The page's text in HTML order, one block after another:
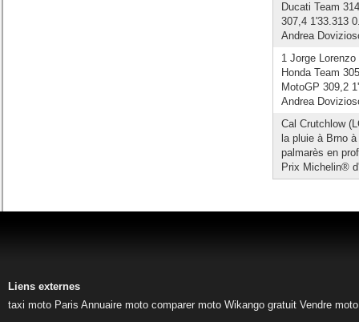
Ducati Team
307,4 1'33.313
Andrea
1 Jorge
Honda Team
MotoGP 309,2
Andrea
Cal Crutchlow
la pluie à Brno
palmarès en
Prix Michelin®
Liens externes
taxi moto Paris Annuaire moto comparer moto Wikango gratuit Vendre moto